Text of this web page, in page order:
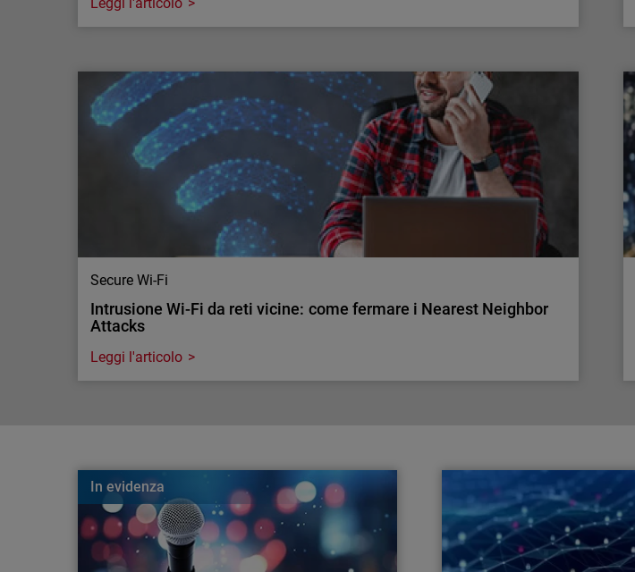
L'AI sta aumentando la necessità di ispezionare il traffico di rete.
La tua infrastruttura di sicure…
L'AI sta aumentando il traffico cifrato e la necessità di ispezionarlo nelle reti
aziendali. Scopri perché la visibilità su larga scala è fondamentale per la
sicurezza.
Secure Wi-Fi
Intrusione Wi-Fi da reti vicine: come fermare i Nearest Neighbor
Attacks
Cos’è un Nearest Neighbor Attack? Scopri come questa minaccia può
colpire le aziende e come proteggere la tua rete Wi-Fi dalle reti adiacenti.
Leggi l'articolo
In evidenza